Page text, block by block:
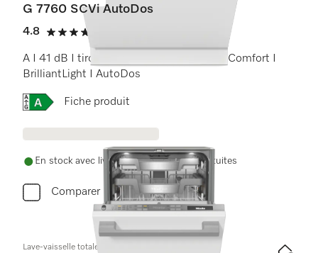
G 7760 SCVi AutoDos
4.8
4.8 étoiles sur 5
A I 41 dB I tiroir à couverts I paniers MaxiComfort I
BrilliantLight I AutoDos
Online Label Flag, Etiquette énergétique
Fiche produit
En stock avec livraison et installation gratuites
Comparer
Lave-vaisselle totalement intégrable 45 cm